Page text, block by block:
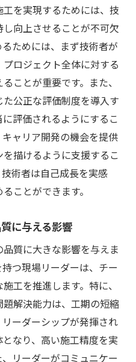
を実現するためには、技
向上させることが不可欠
ためには、まず技術者が
ロジェクト全体に対する
ことが重要です。また、
公正な評価制度を導入す
評価されるようにするこ
ャリア開発の機会を提供
描けるように支援するこ
術者は自己成長を実感
ことができます。
に与える影響
質に大きな影響を与えま
つ現場リーダーは、チー
工を推進します。特に、
解決能力は、工期の短縮
ーダーシップが発揮され
なり、高い施工精度を実
リーダーがコミュニケー